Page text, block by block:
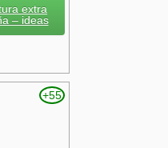
extra
– ideas
+55